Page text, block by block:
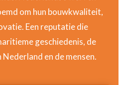
om hun bouwkwaliteit,
Een reputatie die
geschiedenis, de
en de mensen.